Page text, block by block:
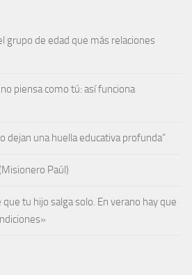
grupo de edad que más relaciones
piensa como tú: así funciona
dejan una huella educativa profunda”
Paúl)
tu hijo salga solo. En verano hay que